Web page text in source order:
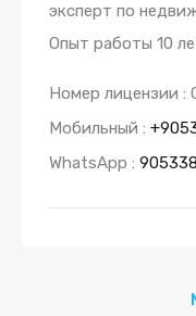
эксперт по
Опыт работы 10
Номер лицензии :
Мобильный :
WhatsApp :